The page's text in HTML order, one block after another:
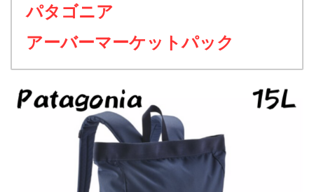
パタゴニア
アーバーマーケットパック